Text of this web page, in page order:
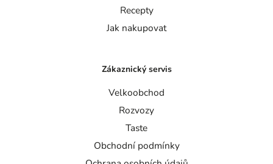
Recepty
Jak nakupovat
Zákaznický servis
Velkoobchod
Rozvozy
Taste
Obchodní podmínky